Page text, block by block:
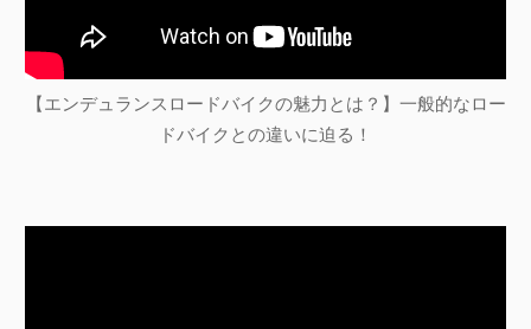
【エンデュランスロードバイクの魅力とは？】一般的なロー
ドバイクとの違いに迫る！